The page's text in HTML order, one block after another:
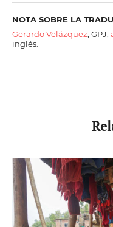
NOTA SOBRE LA
Gerardo Velázquez , GPJ,
inglés.